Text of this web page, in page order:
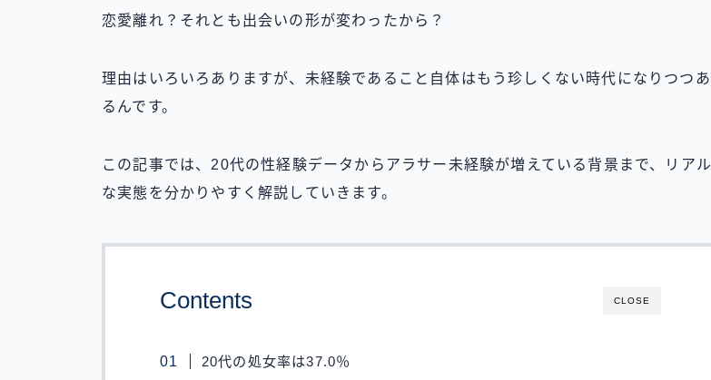
恋愛離れ？それとも出会いの形が変わったから？
理由はいろいろありますが、未経験であること自体はもう珍しくない時代になりつつあ
るんです。
この記事では、20代の性経験データからアラサー未経験が増えている背景まで、リアル
な実態を分かりやすく解説していきます。
CLOSE
Contents
20代の処女率は37.0％